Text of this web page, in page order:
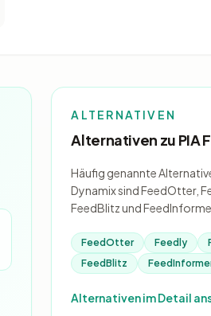
ALTERNATIVEN
Alternativen zu PIA
Häufig genannte
Dynamix sind FeedOtter,
FeedBlitz und
FeedOtter Feedly
FeedBlitz
Alternativen im Detail